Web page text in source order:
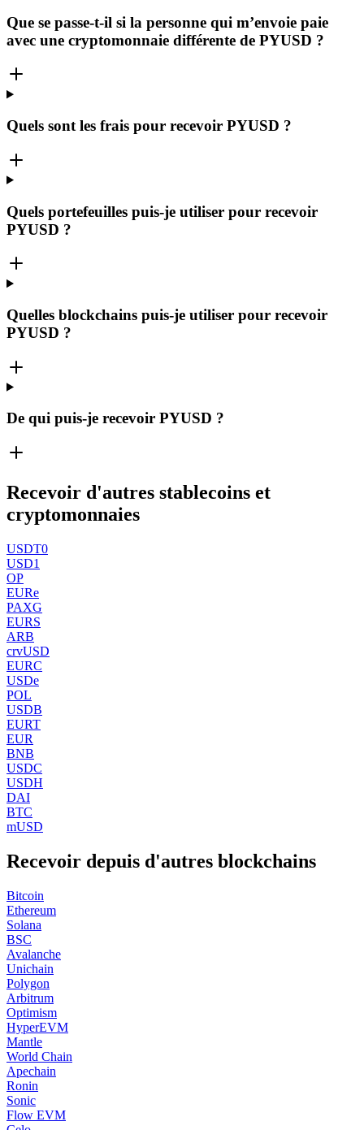
Que se passe-t-il si la personne qui m’envoie paie
avec une cryptomonnaie différente de PYUSD ?
Quels sont les frais pour recevoir PYUSD ?
Quels portefeuilles puis-je utiliser pour recevoir
PYUSD ?
Quelles blockchains puis-je utiliser pour recevoir
PYUSD ?
De qui puis-je recevoir PYUSD ?
Recevoir d'autres stablecoins et
cryptomonnaies
USDT0
USD1
OP
EURe
PAXG
EURS
ARB
crvUSD
EURC
USDe
POL
USDB
EURT
EUR
BNB
USDC
USDH
DAI
BTC
mUSD
Recevoir depuis d'autres blockchains
Bitcoin
Ethereum
Solana
BSC
Avalanche
Unichain
Polygon
Arbitrum
Optimism
HyperEVM
Mantle
World Chain
Apechain
Ronin
Sonic
Flow EVM